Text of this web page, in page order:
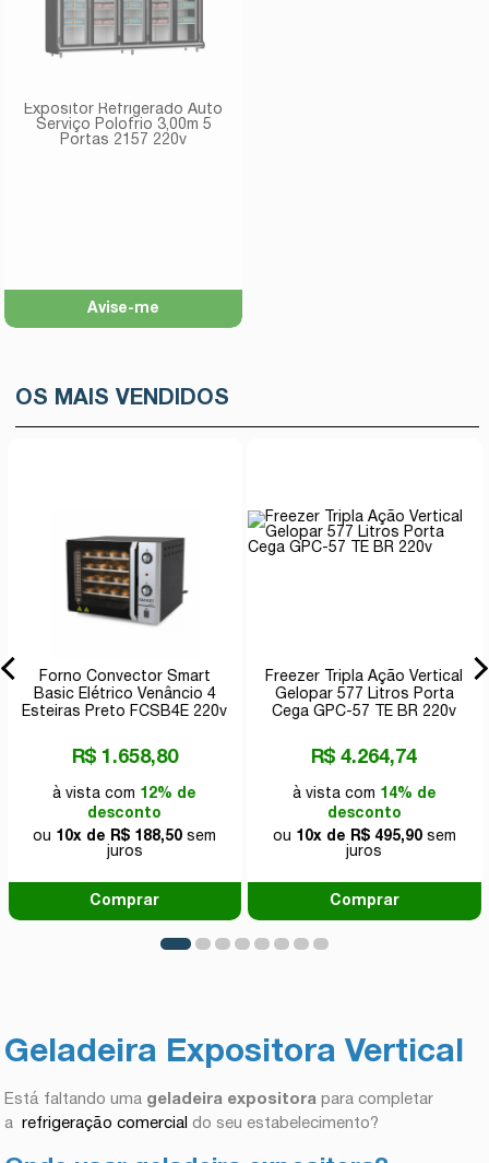
Expositor Refrigerado Auto
Serviço Polofrio 3,00m 5
Portas 2157 220v
Avise-me
OS MAIS VENDIDOS
Forno Convector Smart
Basic Elétrico Venâncio 4
Esteiras Preto FCSB4E 220v
R$ 1.658,80
à vista com 12% de
desconto
ou 10x de R$ 188,50 sem
juros
Comprar
Freezer Tripla Ação Vertical
Gelopar 577 Litros Porta
Cega GPC-57 TE BR 220v
R$ 4.264,74
à vista com 14% de
desconto
ou 10x de R$ 495,90sem
juros
Comprar
Geladeira Expositora Vertical
Está faltando uma geladeira expositora para completar
arefrigeração comercial do seu estabelecimento?